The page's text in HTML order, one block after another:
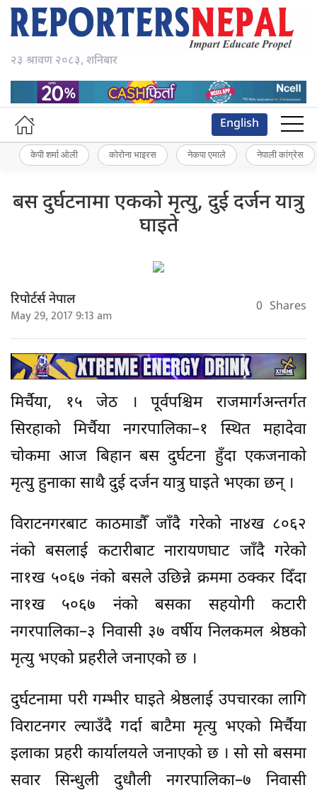
२३ श्रावण २०८३, शनिबार
English
केपी शर्मा ओली कोरोना भाइरस नेकपा एमाले नेपाली कांग्रेस
बस दुर्घटनामा एकको मृत्यु, दुई दर्जन यात्रु
घाइते
रिपोर्टर्स नेपाल
May 29, 2017 9:13 am 0 Shares
मिर्चैया, १५ जेठ । पूर्वपश्चिम राजमार्गअन्तर्गत
सिरहाको मिर्चैया नगरपालिका–१ स्थित महादेवा
चोकमा आज बिहान बस दुर्घटना हुँदा एकजनाको
मृत्यु हुनाका साथै दुई दर्जन यात्रु घाइते भएका छन् ।
विराटनगरबाट काठमाडौँ जाँदै गरेको ना४ख ८०६२
नंको बसलाई कटारीबाट नारायणघाट जाँदै गरेको
ना१ख ५०६७ नंको बसले उछिन्ने क्रममा ठक्कर दिँदा
ना१ख ५०६७ नंको बसका सहयोगी कटारी
नगरपालिका–३ निवासी ३७ वर्षीय निलकमल श्रेष्ठको
मृत्यु भएको प्रहरीले जनाएको छ ।
दुर्घटनामा परी गम्भीर घाइते श्रेष्ठलाई उपचारका लागि
विराटनगर ल्याउँदै गर्दा बाटैमा मृत्यु भएको मिर्चैया
इलाका प्रहरी कार्यालयले जनाएको छ । सो सो बसमा
सवार सिन्धुली दुधौली नगरपालिका–७ निवासी